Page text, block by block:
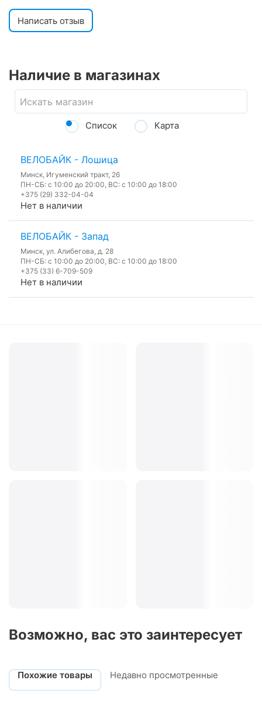
Написать отзыв
Наличие в магазинах
Список Карта
ВЕЛОБАЙК - Лошица
Минск, Игуменский тракт, 26
ПН-СБ: с 10:00 до 20:00, ВС: с 10:00 до 18:00
+375 (29) 332-04-04
Нет в наличии
ВЕЛОБАЙК - Запад
Минск, ул. Алибегова, д. 28
ПН-СБ: с 10:00 до 20:00, ВС: с 10:00 до 18:00
+375 (33) 6-709-509
Нет в наличии
Возможно, вас это заинтересует
Похожие товары Недавно просмотренные